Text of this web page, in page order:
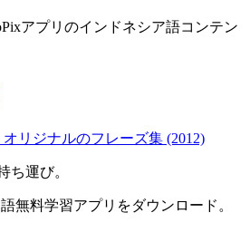
アプリの​インドネシア語​コンテン
オリジナルの​フレーズ集 (2012)
ち運び。
無料​学習​アプリを​ダウンロード​。